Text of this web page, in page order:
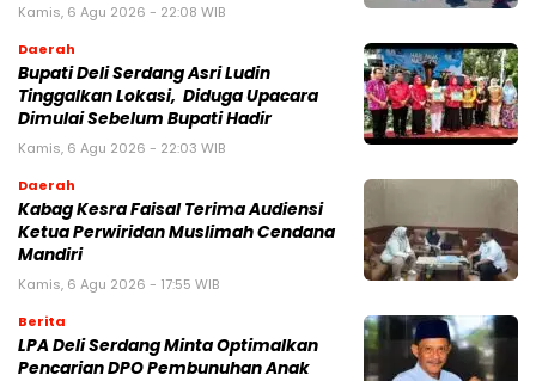
Kamis, 6 Agu 2026 - 22:08 WIB
Daerah
Bupati Deli Serdang Asri Ludin
Tinggalkan Lokasi, Diduga Upacara
Dimulai Sebelum Bupati Hadir
Kamis, 6 Agu 2026 - 22:03 WIB
Daerah
Kabag Kesra Faisal Terima Audiensi
Ketua Perwiridan Muslimah Cendana
Mandiri
Kamis, 6 Agu 2026 - 17:55 WIB
Berita
LPA Deli Serdang Minta Optimalkan
Pencarian DPO Pembunuhan Anak